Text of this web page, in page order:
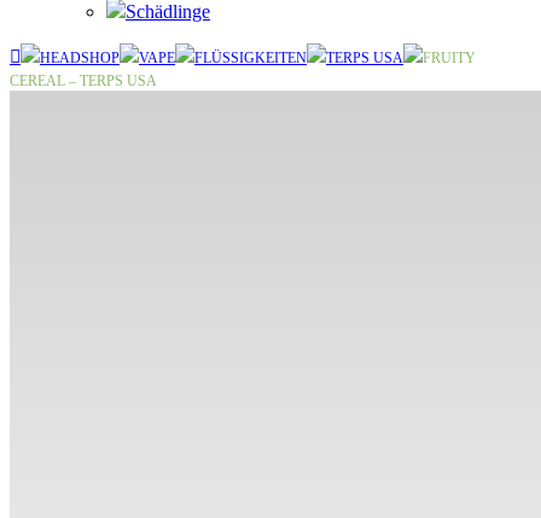
Schädlinge
HEADSHOP VAPE FLÜSSIGKEITEN TERPS USA
FRUITY
CEREAL – TERPS USA